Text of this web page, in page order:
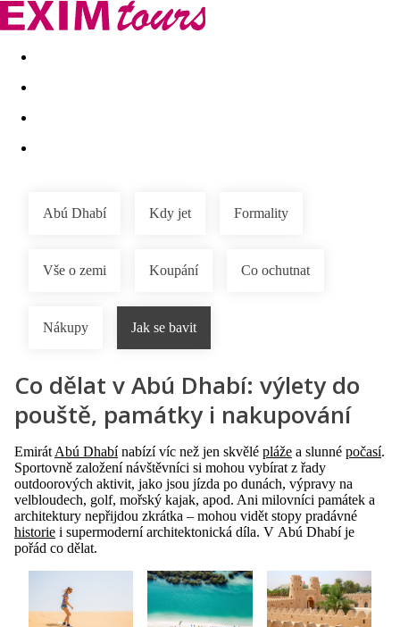
Akční nabídky Last minute
Abú Dhabí Kdy jet Formality
Vše o zemi Koupání Co ochutnat
Nákupy Jak se bavit
Co dělat v Abú Dhabí: výlety do
pouště, památky i nakupování
Emirát Abú Dhabínabízí víc než jen skvělé pláže a slunné počasí.
Sportovně založení návštěvníci si mohou vybírat z řady
outdoorových aktivit, jako jsou jízda po dunách, výpravy na
velbloudech, golf, mořský kajak, apod. Ani milovníci památek a
architektury nepřijdou zkrátka – mohou vidět stopy pradávné
historie i supermoderní architektonická díla. V Abú Dhabí je
pořád co dělat.